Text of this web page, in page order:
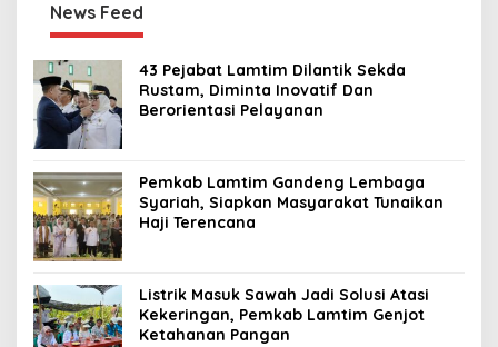
News Feed
43 Pejabat Lamtim Dilantik Sekda
Rustam, Diminta Inovatif Dan
Berorientasi Pelayanan
Pemkab Lamtim Gandeng Lembaga
Syariah, Siapkan Masyarakat Tunaikan
Haji Terencana
Listrik Masuk Sawah Jadi Solusi Atasi
Kekeringan, Pemkab Lamtim Genjot
Ketahanan Pangan